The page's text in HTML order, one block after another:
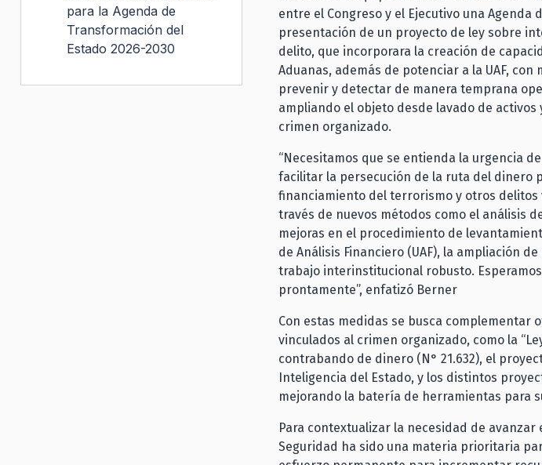
entre el Congreso y el Ejecutivo una Agenda
presentación de un proyecto de ley sobre
delito, que incorporara la creación de
Aduanas, además de potenciar a la UAF,
prevenir y detectar de manera temprana
ampliando el objeto desde lavado de
crimen organizado.
“Necesitamos que se entienda la urgencia
facilitar la persecución de la ruta del dinero
financiamiento del terrorismo y otros delitos
través de nuevos métodos como el análisis
mejoras en el procedimiento de
de Análisis Financiero (UAF), la ampliación
trabajo interinstitucional robusto.
prontamente”, enfatizó Berner
Con estas medidas se busca complementar
vinculados al crimen organizado, como la
contrabando de dinero (N° 21.632), el
Inteligencia del Estado, y los distintos
mejorando la batería de herramientas para
Para contextualizar la necesidad de
Seguridad ha sido una materia prioritaria
para la Agenda de
Transformación del
Estado 2026-2030